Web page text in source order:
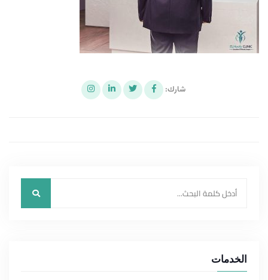
شارك:
الخدمات